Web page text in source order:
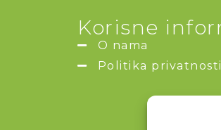
Korisne
O nama
Politika privatnosti